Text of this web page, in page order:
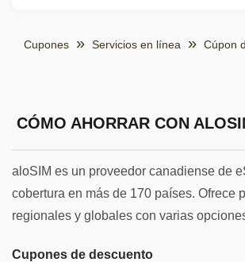
Cupones Servicios en línea Cúpon
CÓMO AHORRAR CON
aloSIM es un proveedor canadiense de
cobertura en más de 170 países. Ofrece
regionales y globales con varias
Cupones de descuento